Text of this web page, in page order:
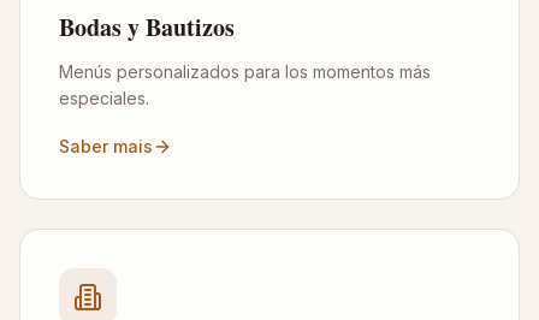
Bodas y Bautizos
Menús personalizados para los momentos más
especiales.
Saber mais